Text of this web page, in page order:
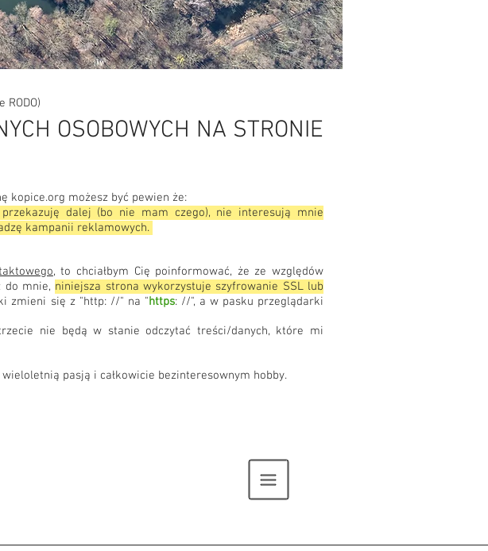
OSOBOWYCH NA STRONIE
kopice.org możesz być pewien że:
dalej (bo nie mam czego), nie interesują mnie
kampanii reklamowych.
, to chciałbym Cię poinformować, że ze względów
do mnie, niniejsza strona wykorzystuje szyfrowanie SSL lub
zmieni się z "http: //" na "https: //", a w pasku przeglądarki
nie będą w stanie odczytać treści/danych, które mi
pasją i całkowicie bezinteresownym hobby.